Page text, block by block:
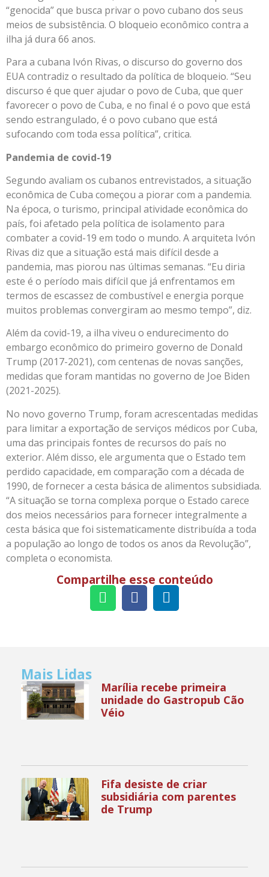
“genocida” que busca privar o povo cubano dos seus
meios de subsistência. O bloqueio econômico contra a
ilha já dura 66 anos.
Para a cubana Ivón Rivas, o discurso do governo dos
EUA contradiz o resultado da política de bloqueio. “Seu
discurso é que quer ajudar o povo de Cuba, que quer
favorecer o povo de Cuba, e no final é o povo que está
sendo estrangulado, é o povo cubano que está
sufocando com toda essa política”, critica.
Pandemia de covid-19
Segundo avaliam os cubanos entrevistados, a situação
econômica de Cuba começou a piorar com a pandemia.
Na época, o turismo, principal atividade econômica do
país, foi afetado pela política de isolamento para
combater a covid-19 em todo o mundo. A arquiteta Ivón
Rivas diz que a situação está mais difícil desde a
pandemia, mas piorou nas últimas semanas. “Eu diria
este é o período mais difícil que já enfrentamos em
termos de escassez de combustível e energia porque
muitos problemas convergiram ao mesmo tempo”, diz.
Além da covid-19, a ilha viveu o endurecimento do
embargo econômico do primeiro governo de Donald
Trump (2017-2021), com centenas de novas sanções,
medidas que foram mantidas no governo de Joe Biden
(2021-2025).
No novo governo Trump, foram acrescentadas medidas
para limitar a exportação de serviços médicos por Cuba,
uma das principais fontes de recursos do país no
exterior. Além disso, ele argumenta que o Estado tem
perdido capacidade, em comparação com a década de
1990, de fornecer a cesta básica de alimentos subsidiada.
“A situação se torna complexa porque o Estado carece
dos meios necessários para fornecer integralmente a
cesta básica que foi sistematicamente distribuída a toda
a população ao longo de todos os anos da Revolução”,
completa o economista.
Compartilhe esse conteúdo
Mais Lidas
Marília recebe primeira
unidade do Gastropub Cão
Véio
Fifa desiste de criar
subsidiária com parentes
de Trump